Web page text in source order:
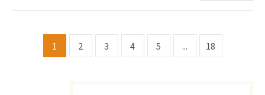
1 2 3 4 5 ... 18